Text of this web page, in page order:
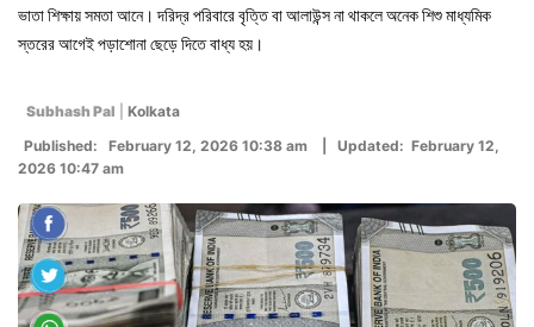
ভাতা শিক্ষায় সমতা আনে। দরিদ্র পরিবারে বৃত্তি বা আলাউন্স না থাকলে অনেক শিশু মাধ্যমিক
স্তরের আগেই পড়াশোনা ছেড়ে দিতে বাধ্য হয়।
Subhash Pal
Kolkata
Published: February 12, 2026 10:38 am | Updated: February 12,
2026 10:47 am